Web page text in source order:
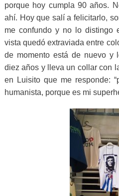
porque hoy cumpla 90 años.
ahí. Hoy que salí a felicitarlo,
me confundo y no lo distingo
vista quedó extraviada entre
de momento está de nuevo y
diez años y lleva un collar con
en Luisito que me responde:
humanista, porque es mi